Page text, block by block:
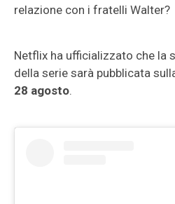
relazione con i fratelli Walter?
Netflix ha ufficializzato che la
della serie sarà pubblicata
28 agosto.